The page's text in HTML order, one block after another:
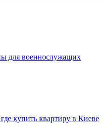
для военнослужащих
купить квартиру в Киеве